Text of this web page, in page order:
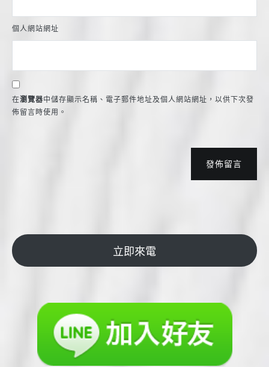
個人網站網址
在瀏覽器中儲存顯示名稱、電子郵件地址及個人網站網址，以供下次發
佈留言時使用。
發佈留言
立即來電